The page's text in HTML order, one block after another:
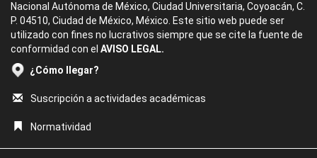
Nacional Autónoma de México, Ciudad Universitaria, Coyoacán, C.
P. 04510, Ciudad de México, México. Este sitio web puede ser
utilizado con fines no lucrativos siempre que se cite la fuente de
conformidad con el AVISO LEGAL.
¿Cómo llegar?
Suscripción a actividades académicas
Normatividad